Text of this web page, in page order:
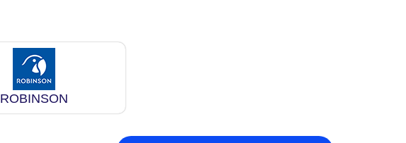
ROBINSON